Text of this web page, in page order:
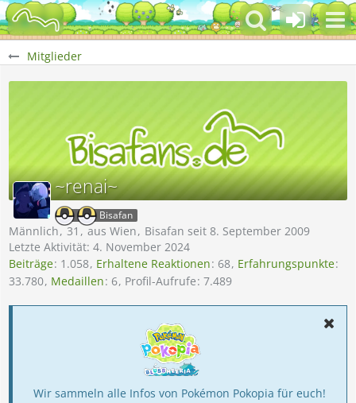
Mitglieder
~renai~
Bisafan
Männlich 31 aus Wien
Bisafan seit 8. September 2009
Letzte Aktivität: 4. November 2024
Beiträge 1.058 Erhaltene Reaktionen 68 Erfahrungspunkte
33.780 Medaillen 6 Profil-Aufrufe 7.489
Wir sammeln alle Infos von Pokémon Pokopia für euch!